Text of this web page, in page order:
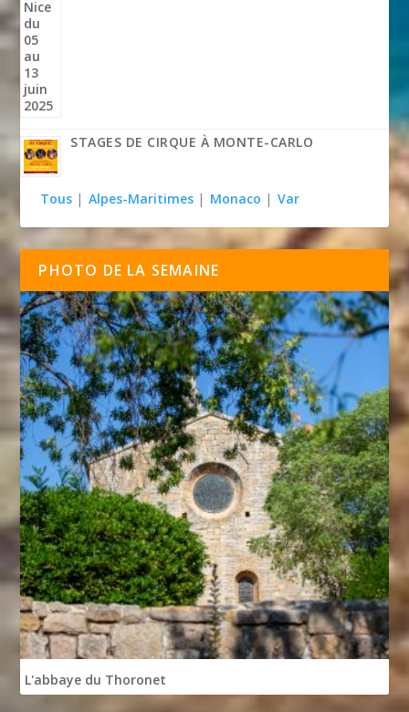
STAGES DE CIRQUE À MONTE-CARLO
Tous | Alpes-Maritimes | Monaco | Var
PHOTO DE LA SEMAINE
L'abbaye du Thoronet